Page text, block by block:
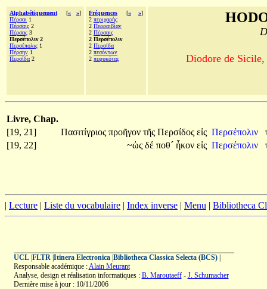
Alphabétiquement [« »]
Πέρσαι 1
Πέρσαις 2
Πέρσας 3
Περσέπολιν 2
Περσέπολις 1
Πέρσην 1
Περσίδα 2
Fréquences [« »]
2 περιχαρὴς
2 Περραιβίαν
2 Πέρσαις
2 Περσέπολιν
2 Περσίδα
2 πεσόντων
2 πεφυκότας Diodore de
Livre, Chap.
[19, 21]
Πασιτίγριος προῆγον τῆς Περσίδος εἰς Περσέπολιν
[19, 22]
~ὡς δέ ποθ´ ἧκον εἰς Περσέπολιν
| Lecture | Liste du vocabulaire | Index inverse | Menu | Bibliotheca
UCL| FLTR| Itinera Electronica| Bibliotheca Classica Selecta (BCS)|
Responsable académique :Alain Meurant
Analyse, design et réalisation informatiques : B. Maroutaeff- J. Schumacher
Dernière mise à jour : 10/11/2006